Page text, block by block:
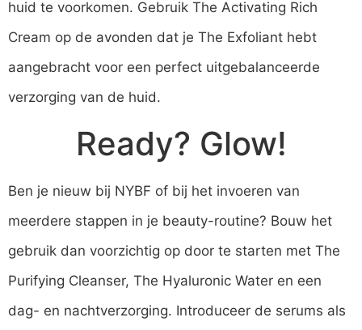
huid te voorkomen. Gebruik The Activating Rich
Cream op de avonden dat je The Exfoliant hebt
aangebracht voor een perfect uitgebalanceerde
verzorging van de huid.
Ready? Glow!
Ben je nieuw bij NYBF of bij het invoeren van
meerdere stappen in je beauty-routine? Bouw het
gebruik dan voorzichtig op door te starten met The
Purifying Cleanser, The Hyaluronic Water en een
dag- en nachtverzorging. Introduceer de serums als